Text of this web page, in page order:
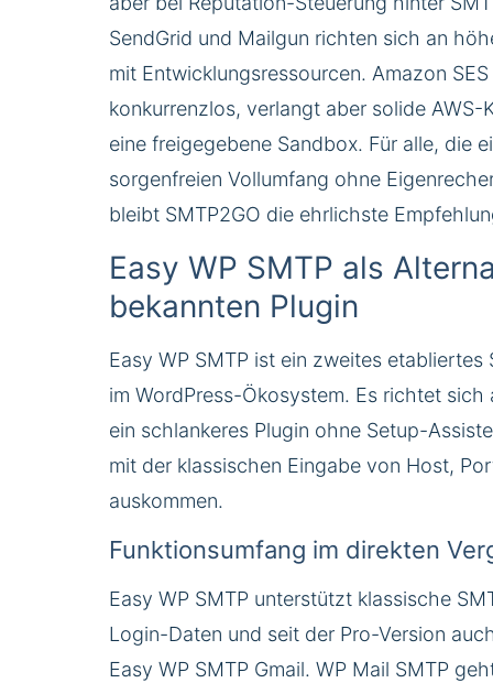
SendGrid und Mailgun richten sich an
mit Entwicklungsressourcen. Amazon
konkurrenzlos, verlangt aber solide AWS-
eine freigegebene Sandbox. Für alle, die
sorgenfreien Vollumfang ohne
bleibt SMTP2GO die ehrlichste
Easy WP SMTP als
bekannten Plugin
Easy WP SMTP ist ein zweites etabliertes
im WordPress-Ökosystem. Es richtet sich
ein schlankeres Plugin ohne Setup-
mit der klassischen Eingabe von Host,
auskommen.
Funktionsumfang im direkten
Easy WP SMTP unterstützt klassische
Login-Daten und seit der Pro-Version
Easy WP SMTP Gmail. WP Mail SMTP